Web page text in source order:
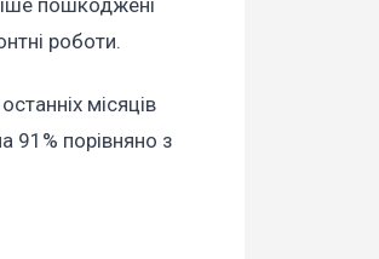
пошкоджені
роботи.
місяців
91% порівняно з